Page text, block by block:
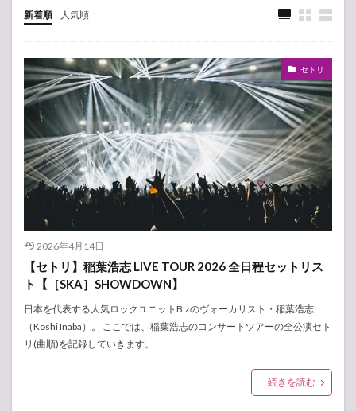
新着順 人気順
セトリ
2026年4月14日
【セトリ】稲葉浩志 LIVE TOUR 2026 全日程セットリス
ト【［SKA］SHOWDOWN】
日本を代表する人気ロックユニットB’zのヴォーカリスト・稲葉浩志
（Koshi Inaba）。 ここでは、稲葉浩志のコンサートツアーの全公演セト
リ(曲順)を記録していきます。
続きを読む